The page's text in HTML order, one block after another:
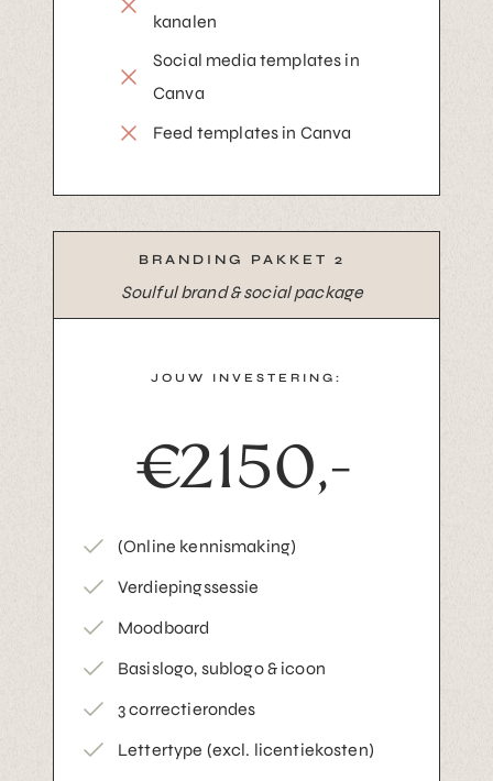
kanalen
Social media templates in
Canva
Feed templates in Canva
BRANDING PAKKET 2
Soulful brand & social package
JOUW INVESTERING:
€2150,-
(Online kennismaking)
Verdiepingssessie
Moodboard
Basislogo, sublogo & icoon
3 correctierondes
Lettertype (excl. licentiekosten)